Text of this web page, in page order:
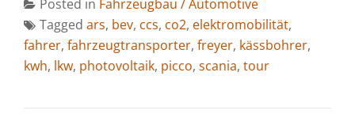
Posted in Fahrzeugbau / Automotive
Tagged ars, bev, ccs, co2, elektromobilität,
fahrer, fahrzeugtransporter, freyer, kässbohrer,
kwh, lkw, photovoltaik, picco, scania, tour